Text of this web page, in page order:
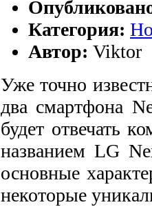
Категория:
Автор: Viktor
Уже точно
два смартфона
будет отвечать
названием LG
основные
некоторые